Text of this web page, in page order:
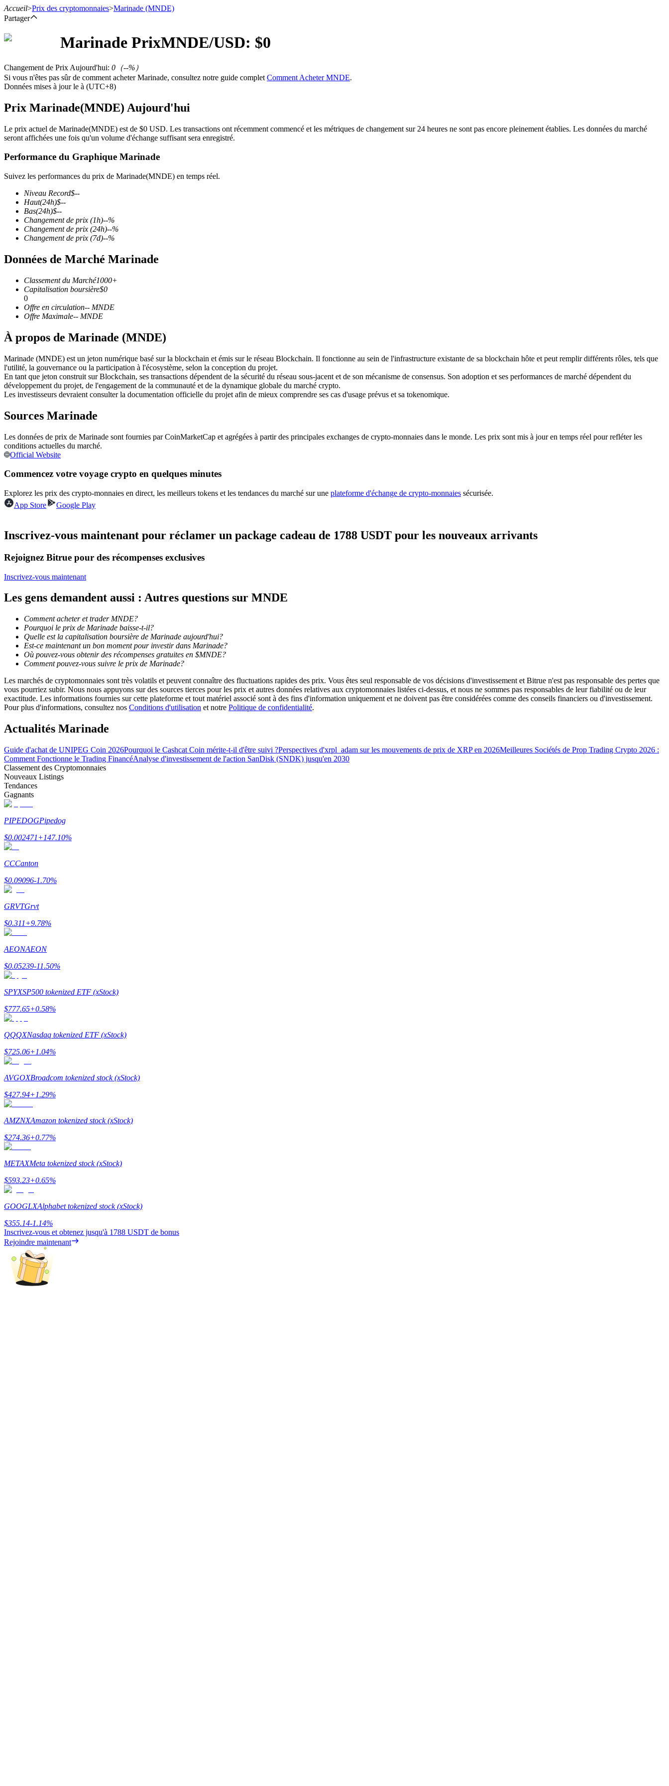
Contrats à terme sur crypto-monnaie
TradFi
Produits dérivés sur actions, forex, métaux précieux et matières premières
Futures USDC
Futures utilisant l'USDC comme garantie
Copie de Trading
Rejoignez les meilleurs traders
Devenez un trader de copie
Profitez du partage des bénéfices et des commissions de copy trading
Information
Stratégies de trading
Apprenez à rester rentable
Gagner
Cochon de puissance
Gagnez quotidiennement des récompenses compétitives
Accueil>Prix des cryptomonnaies>Marinade (MNDE)
Partager
Marinade PrixMNDE/USD: $0
Changement de Prix Aujourd'hui: 0 （--%）
Si vous n'êtes pas sûr de comment acheter Marinade, consultez notre guide complet Comment Acheter MNDE.
Données mises à jour le à (UTC+8)
Prix Marinade(MNDE) Aujourd'hui
Le prix actuel de Marinade(MNDE) est de $0 USD. Les transactions ont récemment commencé et les métriques de changement sur 24 heures ne sont pas encore pleinement établies. Les données du marché
seront affichées une fois qu'un volume d'échange suffisant sera enregistré.
Performance du Graphique Marinade
Suivez les performances du prix de Marinade(MNDE) en temps réel.
Niveau Record$--
Haut(24h)$--
Bas(24h)$--
Changement de prix (1h)--%
Changement de prix (24h)--%
Changement de prix (7d)--%
Données de Marché Marinade
Classement du Marché1000+
Capitalisation boursière$0
0
Offre en circulation-- MNDE
Offre Maximale-- MNDE
À propos de Marinade (MNDE)
Marinade (MNDE) est un jeton numérique basé sur la blockchain et émis sur le réseau Blockchain. Il fonctionne au sein de l'infrastructure existante de sa blockchain hôte et peut remplir différents rôles, tels que
l'utilité, la gouvernance ou la participation à l'écosystème, selon la conception du projet.
En tant que jeton construit sur Blockchain, ses transactions dépendent de la sécurité du réseau sous-jacent et de son mécanisme de consensus. Son adoption et ses performances de marché dépendent du
développement du projet, de l'engagement de la communauté et de la dynamique globale du marché crypto.
Les investisseurs devraient consulter la documentation officielle du projet afin de mieux comprendre ses cas d'usage prévus et sa tokenomique.
Sources Marinade
Les données de prix de Marinade sont fournies par CoinMarketCap et agrégées à partir des principales exchanges de crypto-monnaies dans le monde. Les prix sont mis à jour en temps réel pour refléter les
conditions actuelles du marché.
Official Website
Commencez votre voyage crypto en quelques minutes
Explorez les prix des crypto-monnaies en direct, les meilleurs tokens et les tendances du marché sur une plateforme d'échange de crypto-monnaies sécurisée.
App Store
Google Play
Inscrivez-vous maintenant pour réclamer un package cadeau de 1788 USDT pour les nouveaux arrivants
Rejoignez Bitrue pour des récompenses exclusives
Inscrivez-vous maintenant
Les gens demandent aussi : Autres questions sur MNDE
Comment acheter et trader MNDE?
Pourquoi le prix de Marinade baisse-t-il?
Quelle est la capitalisation boursière de Marinade aujourd'hui?
Est-ce maintenant un bon moment pour investir dans Marinade?
Où pouvez-vous obtenir des récompenses gratuites en $MNDE?
Comment pouvez-vous suivre le prix de Marinade?
Les marchés de cryptomonnaies sont très volatils et peuvent connaître des fluctuations rapides des prix. Vous êtes seul responsable de vos décisions d'investissement et Bitrue n'est pas responsable des pertes que
vous pourriez subir. Nous nous appuyons sur des sources tierces pour les prix et autres données relatives aux cryptomonnaies listées ci-dessus, et nous ne sommes pas responsables de leur fiabilité ou de leur
exactitude. Les informations fournies sur cette plateforme et tout matériel associé sont à des fins d'information uniquement et ne doivent pas être considérées comme des conseils financiers ou d'investissement.
Pour plus d'informations, consultez nos Conditions d'utilisation et notre Politique de confidentialité.
Actualités Marinade
Guide d'achat de UNIPEG Coin 2026Pourquoi le Cashcat Coin mérite-t-il d'être suivi ?Perspectives d'xrpl_adam sur les mouvements de prix de XRP en 2026Meilleures Sociétés de Prop Trading Crypto 2026 :
Comment Fonctionne le Trading FinancéAnalyse d'investissement de l'action SanDisk (SNDK) jusqu'en 2030
Classement des Cryptomonnaies
Nouveaux Listings
Tendances
Gagnants
PIPEDOGPipedog
$0.002471+147.10%
CCCanton
$0.09096-1.70%
GRVTGrvt
$0.311+9.78%
AEONAEON
$0.05239-11.50%
SPYXSP500 tokenized ETF (xStock)
$777.65+0.58%
QQQXNasdaq tokenized ETF (xStock)
$725.06+1.04%
AVGOXBroadcom tokenized stock (xStock)
$427.94+1.29%
AMZNXAmazon tokenized stock (xStock)
$274.36+0.77%
METAXMeta tokenized stock (xStock)
$593.23+0.65%
GOOGLXAlphabet tokenized stock (xStock)
$355.14-1.14%
Inscrivez-vous et obtenez jusqu'à 1788 USDT de bonus
Rejoindre maintenant